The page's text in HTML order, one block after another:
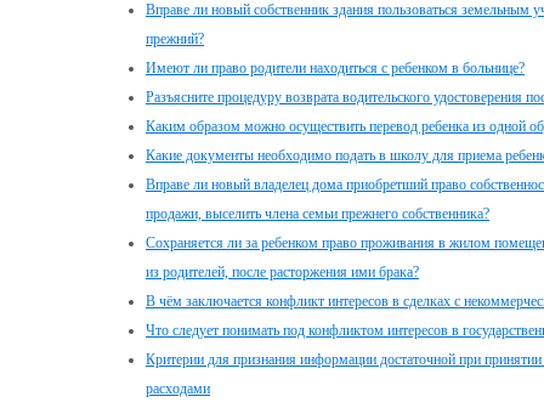
Вправе ли новый собственник здания пользоваться земельным
прежний?
Имеют ли право родители находиться с ребенком в больнице?
Разъясните процедуру возврата водительского удостоверения
Каким образом можно осуществить перевод ребенка из одной
Какие документы необходимо подать в школу для приема
Вправе ли новый владелец дома приобретший право
продажи, выселить члена семьи прежнего собственника?
Сохраняется ли за ребенком право проживания в жилом
из родителей, после расторжения ими брака?
В чём заключается конфликт интересов в сделках с
Что следует понимать под конфликтом интересов в
Критерии для признания информации достаточной при
расходами